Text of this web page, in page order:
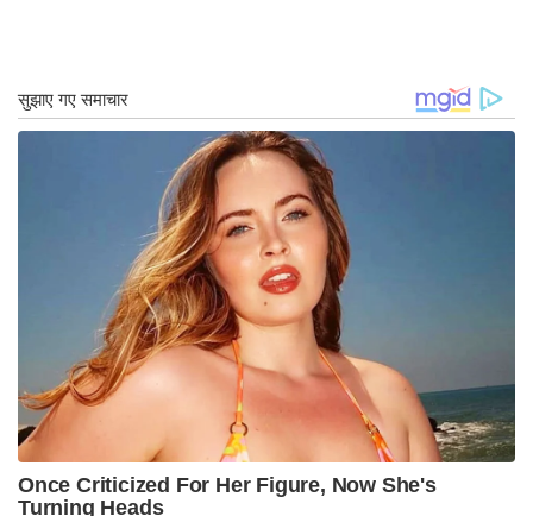
2023 के ताइवान अधिनियम के साथ STAND के समान
कानून पारित करना चाहिए जो एक आर्थिक प्रतिबंध पैकेज के
विकास को अनिवार्य बनाता है। ताइवान पर पीआरसी के हमले
की स्थिति में कार्यरत हैं,” यह कहा।
इसे सीसीपी के आर्थिक दबाव का मुकाबला करने के लिए
कानून भी पारित करना चाहिए, जिसमें पीआरसी के आर्थिक
दबाव द्वारा लक्षित विदेशी भागीदारों का समर्थन करने के लिए
उपकरण प्रदान करना शामिल है। आर्थिक प्रतिरोध का
दूसरा पहलू ताइवान के साथ आर्थिक जुड़ाव है।
कराधान का बोझ
तदनुसार, कांग्रेस को सीसीपी की अनुचित आर्थिक नीतियों का
मुकाबला करने के लिए साझा मानकों और विनियमों को